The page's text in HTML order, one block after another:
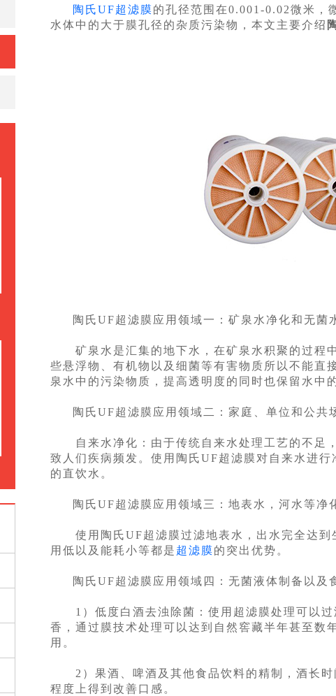
陶氏UF超滤膜的孔径范围在0.001-0.02微米，
水体中的大于膜孔径的杂质污染物，本文主要介绍
陶氏UF超滤膜应用领域一：矿泉水净化和无菌
矿泉水是汇集的地下水，在矿泉水积聚的过程
些悬浮物、有机物以及细菌等有害物质所以不能直
泉水中的污染物质，提高透明度的同时也保留水中
陶氏UF超滤膜应用领域二：家庭、单位和公共
自来水净化：由于传统自来水处理工艺的不足
致人们疾病频发。使用陶氏UF超滤膜对自来水进
的直饮水。
陶氏UF超滤膜应用领域三：地表水，河水等净
使用陶氏UF超滤膜过滤地表水，出水完全达到
用低以及能耗小等都是 超滤膜的突出优势。
陶氏UF超滤膜应用领域四：无菌液体制备以及
1）低度白酒去浊除菌：使用超滤膜处理可以过
香，通过膜技术处理可以达到自然窖藏半年甚至数
用。
2）果酒、啤酒及其他食品饮料的精制，酒长时
程度上得到改善口感。